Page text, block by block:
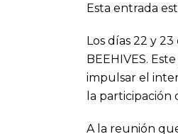
Esta entrada
Los días 22 y
BEEHIVES.
impulsar el
la participación
A la reunión